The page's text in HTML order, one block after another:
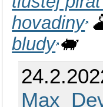
hovadiny
bludy 🐖